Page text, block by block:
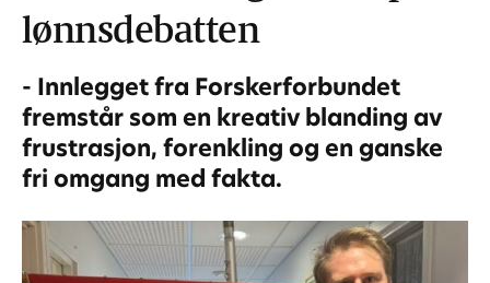
lønnsdebatten
- Innlegget fra Forskerforbundet
fremstår som en kreativ blanding av
frustrasjon, forenkling og en ganske
fri omgang med fakta.